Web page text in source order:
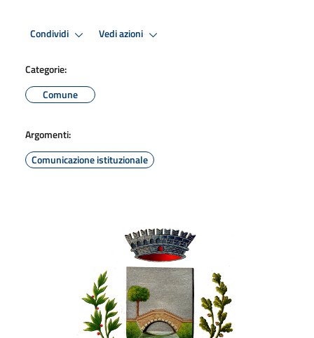
Condividi Vedi azioni
Categorie:
Comune
Argomenti:
Comunicazione istituzionale